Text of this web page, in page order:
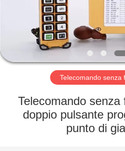
NOI
DELLA
FABBRICA
Telecomando senza
Telecomando senza
doppio pulsante
punto di